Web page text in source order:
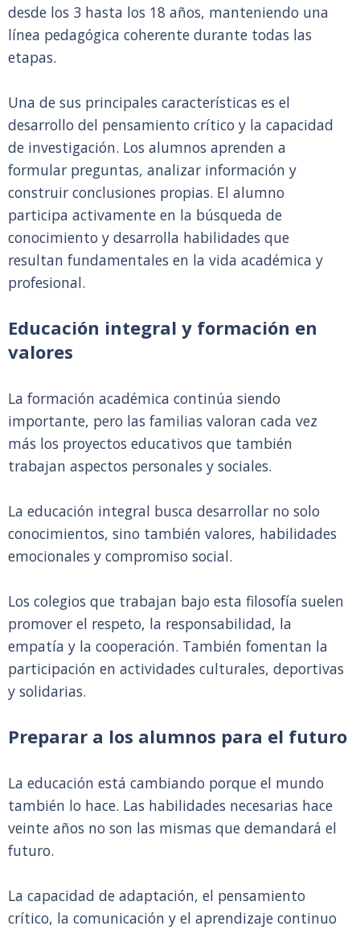
desde los 3 hasta los 18 años, manteniendo una
línea pedagógica coherente durante todas las
etapas.
Una de sus principales características es el
desarrollo del pensamiento crítico y la capacidad
de investigación. Los alumnos aprenden a
formular preguntas, analizar información y
construir conclusiones propias. El alumno
participa activamente en la búsqueda de
conocimiento y desarrolla habilidades que
resultan fundamentales en la vida académica y
profesional.
Educación integral y formación en
valores
La formación académica continúa siendo
importante, pero las familias valoran cada vez
más los proyectos educativos que también
trabajan aspectos personales y sociales.
La educación integral busca desarrollar no solo
conocimientos, sino también valores, habilidades
emocionales y compromiso social.
Los colegios que trabajan bajo esta filosofía suelen
promover el respeto, la responsabilidad, la
empatía y la cooperación. También fomentan la
participación en actividades culturales, deportivas
y solidarias.
Preparar a los alumnos para el futuro
La educación está cambiando porque el mundo
también lo hace. Las habilidades necesarias hace
veinte años no son las mismas que demandará el
futuro.
La capacidad de adaptación, el pensamiento
crítico, la comunicación y el aprendizaje continuo